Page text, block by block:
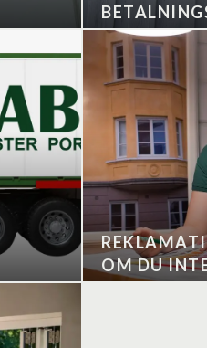
OM DU